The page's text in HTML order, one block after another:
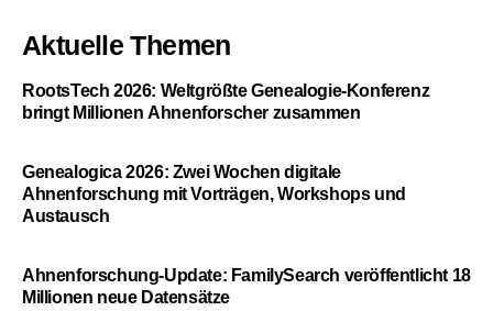
Aktuelle Themen
RootsTech 2026: Weltgrößte Genealogie-Konferenz
bringt Millionen Ahnenforscher zusammen
Genealogica 2026: Zwei Wochen digitale
Ahnenforschung mit Vorträgen, Workshops und
Austausch
Ahnenforschung-Update: FamilySearch veröffentlicht 18
Millionen neue Datensätze